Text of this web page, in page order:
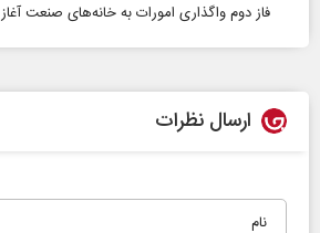
فاز دوم واگذاری امورات به خانه‌های صنعت
ارسال نظرات